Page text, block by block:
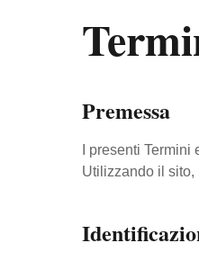
Premessa
I presenti
Utilizzando il sito,